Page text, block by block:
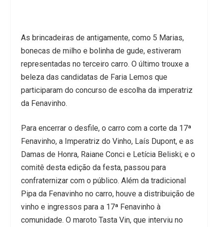
As brincadeiras de antigamente, como 5 Marias,
bonecas de milho e bolinha de gude, estiveram
representadas no terceiro carro. O último trouxe a
beleza das candidatas de Faria Lemos que
participaram do concurso de escolha da imperatriz
da Fenavinho.
Para encerrar o desfile, o carro com a corte da 17ª
Fenavinho, a Imperatriz do Vinho, Laís Dupont, e as
Damas de Honra, Raiane Conci e Letícia Beliski; e o
comitê desta edição da festa, passou para
confraternizar com o público. Além da tradicional
Pipa da Fenavinho no carro, houve a distribuição de
vinho e ingressos para a 17ª Fenavinho à
comunidade. O maroto Tasta Vin, que interviu no